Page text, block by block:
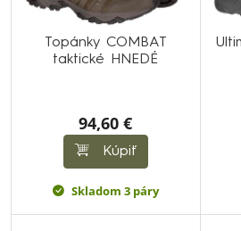
Topánky COMBAT
taktické HNEDÉ
94,60 €
Kúpiť
Skladom 3 páry